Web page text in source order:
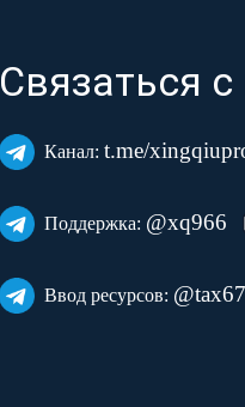
Связаться
Канал: t.me/
Поддержка: @xq966
Ввод ресурсов: